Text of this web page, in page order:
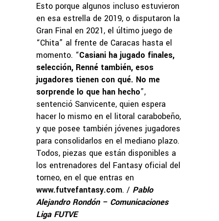
Esto porque algunos incluso estuvieron
en esa estrella de 2019, o disputaron la
Gran Final en 2021, el último juego de
“Chita” al frente de Caracas hasta el
momento. “Casiani ha jugado finales,
selección, Renné también, esos
jugadores tienen con qué. No me
sorprende lo que han hecho”,
sentenció Sanvicente, quien espera
hacer lo mismo en el litoral carabobeño,
y que posee también jóvenes jugadores
para consolidarlos en el mediano plazo.
Todos, piezas que están disponibles a
los entrenadores del Fantasy oficial del
torneo, en el que entras en
www.futvefantasy.com. / Pablo
Alejandro Rondón – Comunicaciones
Liga FUTVE